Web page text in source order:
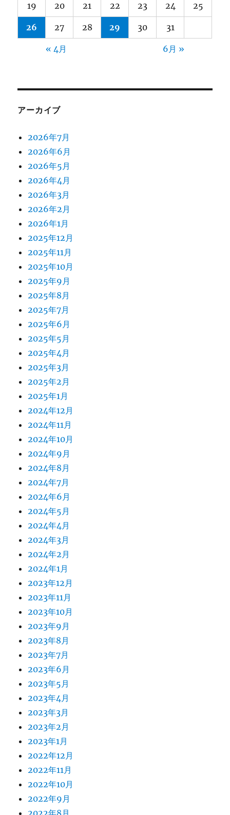
19 20 21 22 23 24 25
26 27 28 29 30 31
« 4月 6月 »
アーカイブ
2026年7月
2026年6月
2026年5月
2026年4月
2026年3月
2026年2月
2026年1月
2025年12月
2025年11月
2025年10月
2025年9月
2025年8月
2025年7月
2025年6月
2025年5月
2025年4月
2025年3月
2025年2月
2025年1月
2024年12月
2024年11月
2024年10月
2024年9月
2024年8月
2024年7月
2024年6月
2024年5月
2024年4月
2024年3月
2024年2月
2024年1月
2023年12月
2023年11月
2023年10月
2023年9月
2023年8月
2023年7月
2023年6月
2023年5月
2023年4月
2023年3月
2023年2月
2023年1月
2022年12月
2022年11月
2022年10月
2022年9月
2022年8月